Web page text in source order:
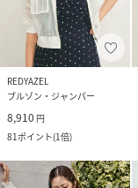
REDYAZEL
ブルゾン・ジャンパー
8,910 円
81ポイント(1倍)